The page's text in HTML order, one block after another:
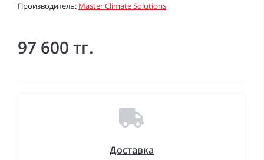
Производитель: Master Climate Solutions
97 600 тг.
Доставка